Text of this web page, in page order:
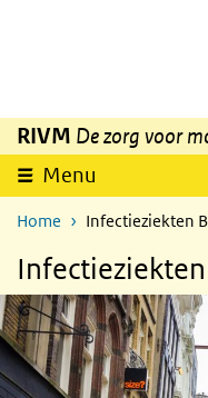
Overslaan en naar de
RIVM De zorg voor
Menu
Home Infectieziekten